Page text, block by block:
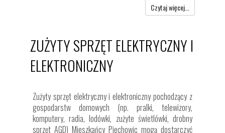
Czytaj więcej...
ZUŻYTY SPRZĘT ELEKTRYCZNY I
ELEKTRONICZNY
Zużyty sprzęt elektryczny i elektroniczny pochodzący z
gospodarstw domowych (np. pralki, telewizory,
komputery, radia, lodówki, zużyte świetlówki, drobny
sprzęt AGD) Mieszkańcy Piechowic mogą dostarczyć